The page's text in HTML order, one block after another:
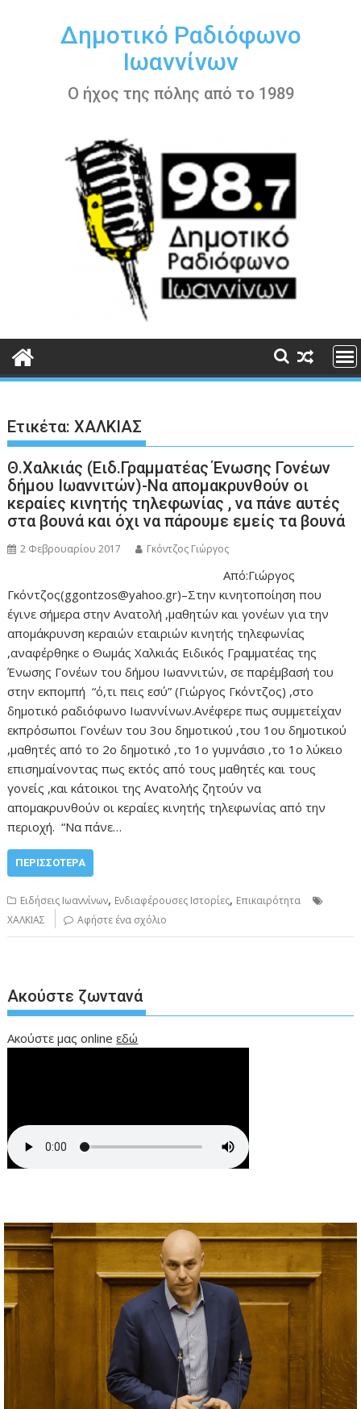
περιεχόμενοΔημοτικό Ραδιόφωνο
Ιωαννίνων
Ο ήχος της πόλης από το 1989
Ετικέτα:ΧΑΛΚΙΑΣ
Θ.Χαλκιάς (Ειδ.Γραμματέας Ένωσης Γονέων
δήμου Ιωαννιτών)-Να απομακρυνθούν οι
κεραίες κινητής τηλεφωνίας , να πάνε αυτές
στα βουνά και όχι να πάρουμε εμείς τα βουνά
2 Φεβρουαρίου 2017 Γκόντζος Γιώργος
Από:Γιώργος
Γκόντζος(ggontzos@yahoo.gr)–Στην κινητοποίηση που
έγινε σήμερα στην Ανατολή ,μαθητών και γονέων για την
απομάκρυνση κεραιών εταιριών κινητής τηλεφωνίας
,αναφέρθηκε ο Θωμάς Χαλκιάς Ειδικός Γραμματέας της
Ένωσης Γονέων του δήμου Ιωαννιτών, σε παρέμβασή του
στην εκπομπή “ό,τι πεις εσύ” (Γιώργος Γκόντζος) ,στο
δημοτικό ραδιόφωνο Ιωαννίνων.Ανέφερε πως συμμετείχαν
εκπρόσωποι Γονέων του 3ου δημοτικού ,του 1ου δημοτικού
,μαθητές από το 2ο δημοτικό ,το 1ο γυμνάσιο ,το 1ο λύκειο
επισημαίνοντας πως εκτός από τους μαθητές και τους
γονείς ,και κάτοικοι της Ανατολής ζητούν να
απομακρυνθούν οι κεραίες κινητής τηλεφωνίας από την
περιοχή. “Να πάνε…
ΠΕΡΙΣΣΌΤΕΡΑ
Ειδήσεις Ιωαννίνων, Ενδιαφέρουσες Ιστορίες, Επικαιρότητα
ΧΑΛΚΙΑΣ
Αφήστε ένα σχόλιο
Ακούστε ζωντανά
Ακούστε μας onlineεδώ